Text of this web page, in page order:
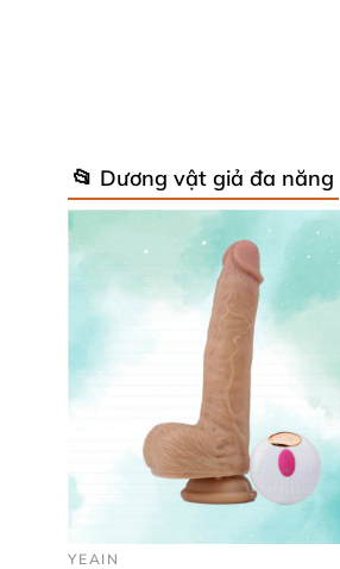
Thông tin chi tiết
Tên sản phẩm: Dương
Mã sản phẩm: CHUOI4
Thể loại: Dương vật giả
Tính năng: Kích thích
, ABS
📂 Dương vật giả đa năng
YEAIN